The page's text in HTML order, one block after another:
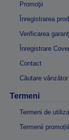
Promoţii
Înregistrarea
Verificarea
Înregistrare
Contact
Căutare vânzător
Termeni
Termeni de
Termenii